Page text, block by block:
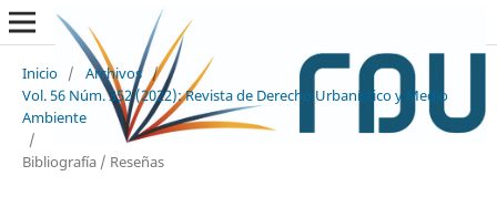
Inicio / Archivos /
Vol. 56 Núm. 352 (2022): Revista de Derecho Urbanístico y Medio
Ambiente
/
Bibliografía / Reseñas